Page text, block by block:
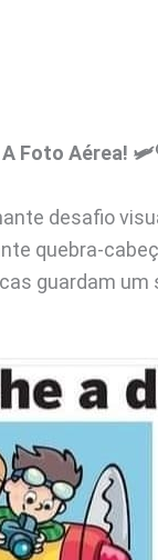
A Foto Aérea!
desafio
quebra-
guardam um